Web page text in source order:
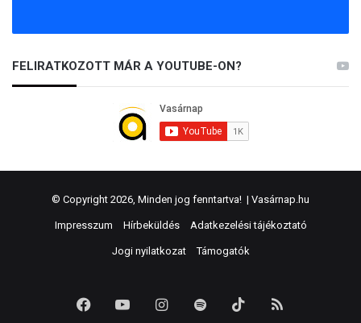
FELIRATKOZOTT MÁR A YOUTUBE-ON?
© Copyright 2026, Minden jog fenntartva! | Vasárnap.hu
Impresszum Hírbeküldés Adatkezelési tájékoztató
Jogi nyilatkozat Támogatók
FacebookYouTubeInstagram
Spotify TikTok